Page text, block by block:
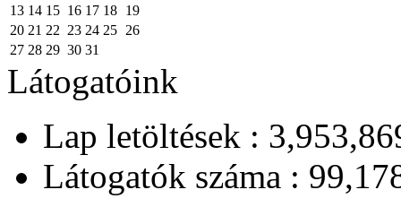
13 14 15 16 17 18 19
20 21 22 23 24 25 26
27 28 29 30 31
Látogatóink
Lap letöltések :
Látogatók száma :